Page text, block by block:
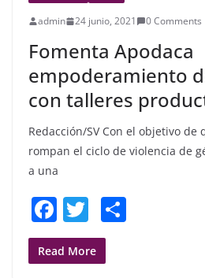
admin 24 junio, 2021 0 Comments
Fomenta Apodaca
empoderamiento
con talleres
Redacción/SV Con el objetivo de
rompan el ciclo de violencia de
a una
F
a
c
T
w
itt
Read More